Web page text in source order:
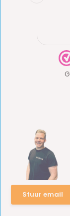
Stuur email